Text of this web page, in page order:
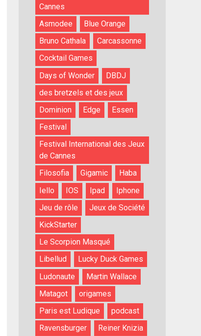
Cannes
Asmodee
Blue Orange
Bruno Cathala
Carcassonne
Cocktail Games
Days of Wonder
DBDJ
des bretzels et des jeux
Dominion
Edge
Essen
Festival
Festival International des Jeux
de Cannes
Filosofia
Gigamic
Haba
Iello
IOS Ipad
Iphone
Jeu de rôle
Jeux de Société
KickStarter
Le Scorpion Masqué
Libellud
Lucky Duck Games
Ludonaute
Martin Wallace
Matagot
origames
Paris est Ludique
podcast
Ravensburger
Reiner Knizia